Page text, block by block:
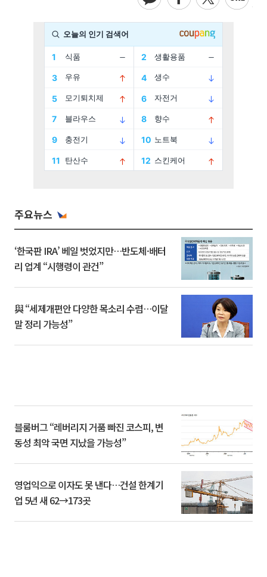
주요뉴스
‘한국판 IRA’ 베일 벗었지만…반도체·배터
리 업계 “시행령이 관건”
與 “세제개편안 다양한 목소리 수렴…이달
말 정리 가능성”
블룸버그 “레버리지 거품 빠진 코스피, 변
동성 최악 국면 지났을 가능성”
영업익으로 이자도 못 낸다…건설 한계기
업 5년 새 62→173곳